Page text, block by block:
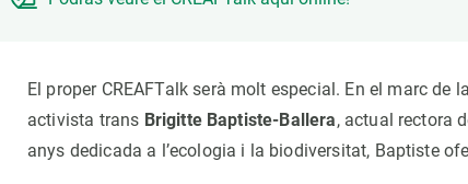
El proper CREAFTalk serà molt especial. En el marc
activista trans Brigitte Baptiste-Ballera, actual rectora
anys dedicada a l’ecologia i la biodiversitat, Baptiste
Marca i logotips
Ciència oberta i gestió del coneixement